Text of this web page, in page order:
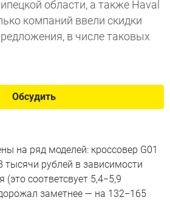
области, а также Haval
компаний ввели скидки
в числе таковых
Обсудить
на ряд моделей: кроссовер G01
тысячи рублей в зависимости
(это соответсвует 5,4−5,9
заметнее — на 132−165